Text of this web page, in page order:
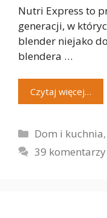
Nutri Express to
generacji, w
blender niejako
blendera …
Czytaj więcej…
Kategorie
Dom i kuchnia,
39 komentarzy